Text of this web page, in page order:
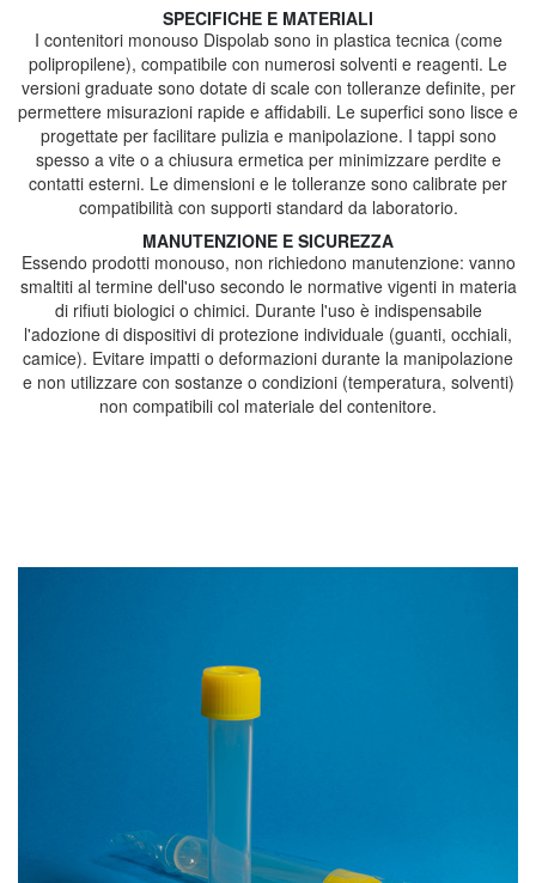
SPECIFICHE E MATERIALI
I contenitori monouso Dispolab sono in plastica tecnica (come
polipropilene), compatibile con numerosi solventi e reagenti. Le
versioni graduate sono dotate di scale con tolleranze definite, per
permettere misurazioni rapide e affidabili. Le superfici sono lisce e
progettate per facilitare pulizia e manipolazione. I tappi sono
spesso a vite o a chiusura ermetica per minimizzare perdite e
contatti esterni. Le dimensioni e le tolleranze sono calibrate per
compatibilità con supporti standard da laboratorio.
MANUTENZIONE E SICUREZZA
Essendo prodotti monouso, non richiedono manutenzione: vanno
smaltiti al termine dell'uso secondo le normative vigenti in materia
di rifiuti biologici o chimici. Durante l'uso è indispensabile
l'adozione di dispositivi di protezione individuale (guanti, occhiali,
camice). Evitare impatti o deformazioni durante la manipolazione
e non utilizzare con sostanze o condizioni (temperatura, solventi)
non compatibili col materiale del contenitore.